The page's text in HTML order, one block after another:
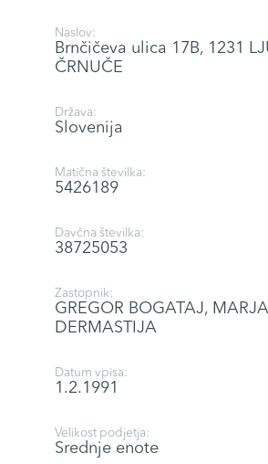
Naslov:
Brnčičeva ulica 17B, 1231
ČRNUČE
Država:
Slovenija
Matična številka:
5426189
Davčna številka:
38725053
Zastopnik:
GREGOR BOGATAJ,
DERMASTIJA
Datum vpisa:
1.2.1991
Velikost podjetja:
Srednje enote